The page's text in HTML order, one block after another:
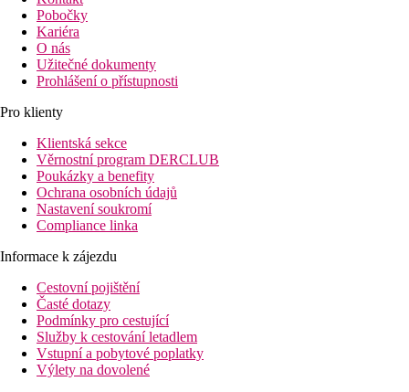
Pobočky
Kariéra
O nás
Užitečné dokumenty
Prohlášení o přístupnosti
Pro klienty
Klientská sekce
Věrnostní program DERCLUB
Poukázky a benefity
Ochrana osobních údajů
Nastavení soukromí
Compliance linka
Informace k zájezdu
Cestovní pojištění
Časté dotazy
Podmínky pro cestující
Služby k cestování letadlem
Vstupní a pobytové poplatky
Výlety na dovolené